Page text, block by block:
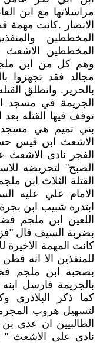
مراسلاتها مع ابن
الانصار .كانت
المخططين
المخططين الاشعث
وهم كل من ابن
مجالد فقد تجهزوا
بالحرير. وانطلق
الجريمة في مسجد
توقف فيها القتله
بني تميم هي
الاشعث ابن قيس
الفجر نادى
الصبح" لتحريضه
القتلة الثلاث ابن
الامام علي عليه
ابتدره شبيب ابن
اللعين ابن ملجم
بضربة السيف قال
كانت المهمة
للمنفذين الا انه
بصحبة ابن ملجم
بالجريمة فارسل
كما ذكر البلاذري
لتسهيل هروب
الطالبيين ان عدي
نادى على الاشعث "